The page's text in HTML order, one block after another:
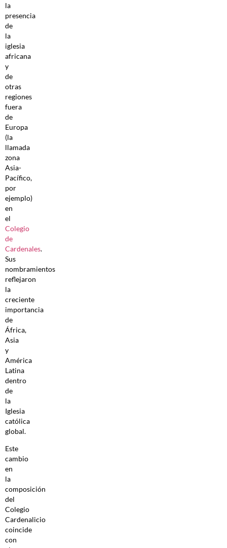
la
presencia
de
la
iglesia
africana
y
de
otras
regiones
fuera
de
Europa
(la
llamada
zona
Asia-
Pacífico,
por
ejemplo)
en
el
Colegio
de
Cardenales.
Sus
nombramientos
reflejaron
la
creciente
importancia
de
África,
Asia
y
América
Latina
dentro
de
la
Iglesia
católica
global.
Este
cambio
en
la
composición
del
Colegio
Cardenalicio
coincide
con